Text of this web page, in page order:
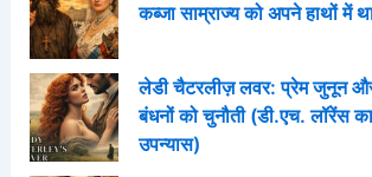
कब्जा साम्राज्य को अपने हाथों में
लेडी चैटरलीज़ लवर: प्रेम जुनून
बंधनों को चुनौती (डी.एच. लॉरेंस
उपन्यास)